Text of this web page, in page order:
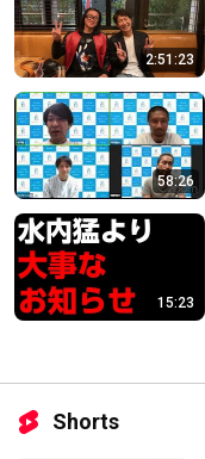
2:51:23
58:26
15:23
Shorts